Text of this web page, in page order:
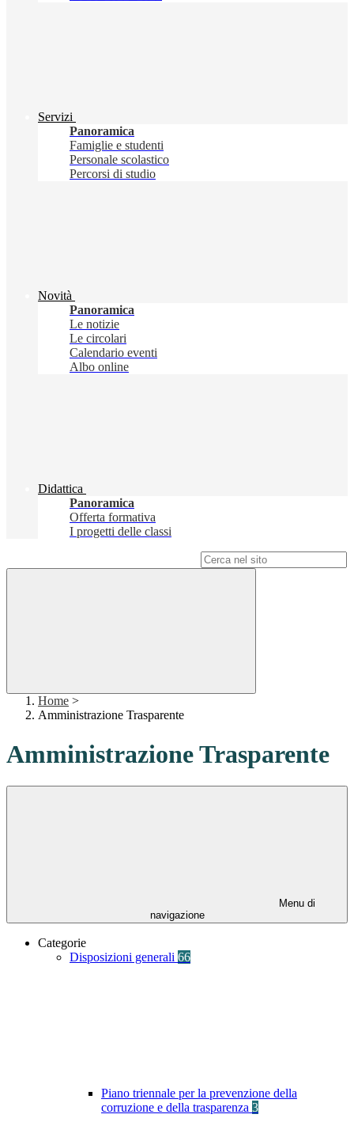
Servizi
Panoramica
Famiglie e studenti
Personale scolastico
Percorsi di studio
Novità
Panoramica
Le notizie
Le circolari
Calendario eventi
Albo online
Didattica
Panoramica
Offerta formativa
I progetti delle classi
Home >
Amministrazione Trasparente
Amministrazione Trasparente
Menu di
navigazione
Categorie
Disposizioni generali 66
Piano triennale per la prevenzione della
corruzione e della trasparenza 3